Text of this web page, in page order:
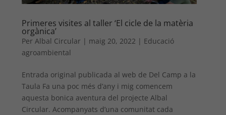
Primeres visites al taller ‘El cicle de la matèria
orgànica’
PerAlbal Circular | maig 20, 2022 | Educació
agroambiental
Entrada original publicada al web de Del Camp a la
Taula Fa una poc més d’any i mig comencem
aquesta bonica aventura del projecte Albal
Circular. Acompanyats d’una comunitat cada